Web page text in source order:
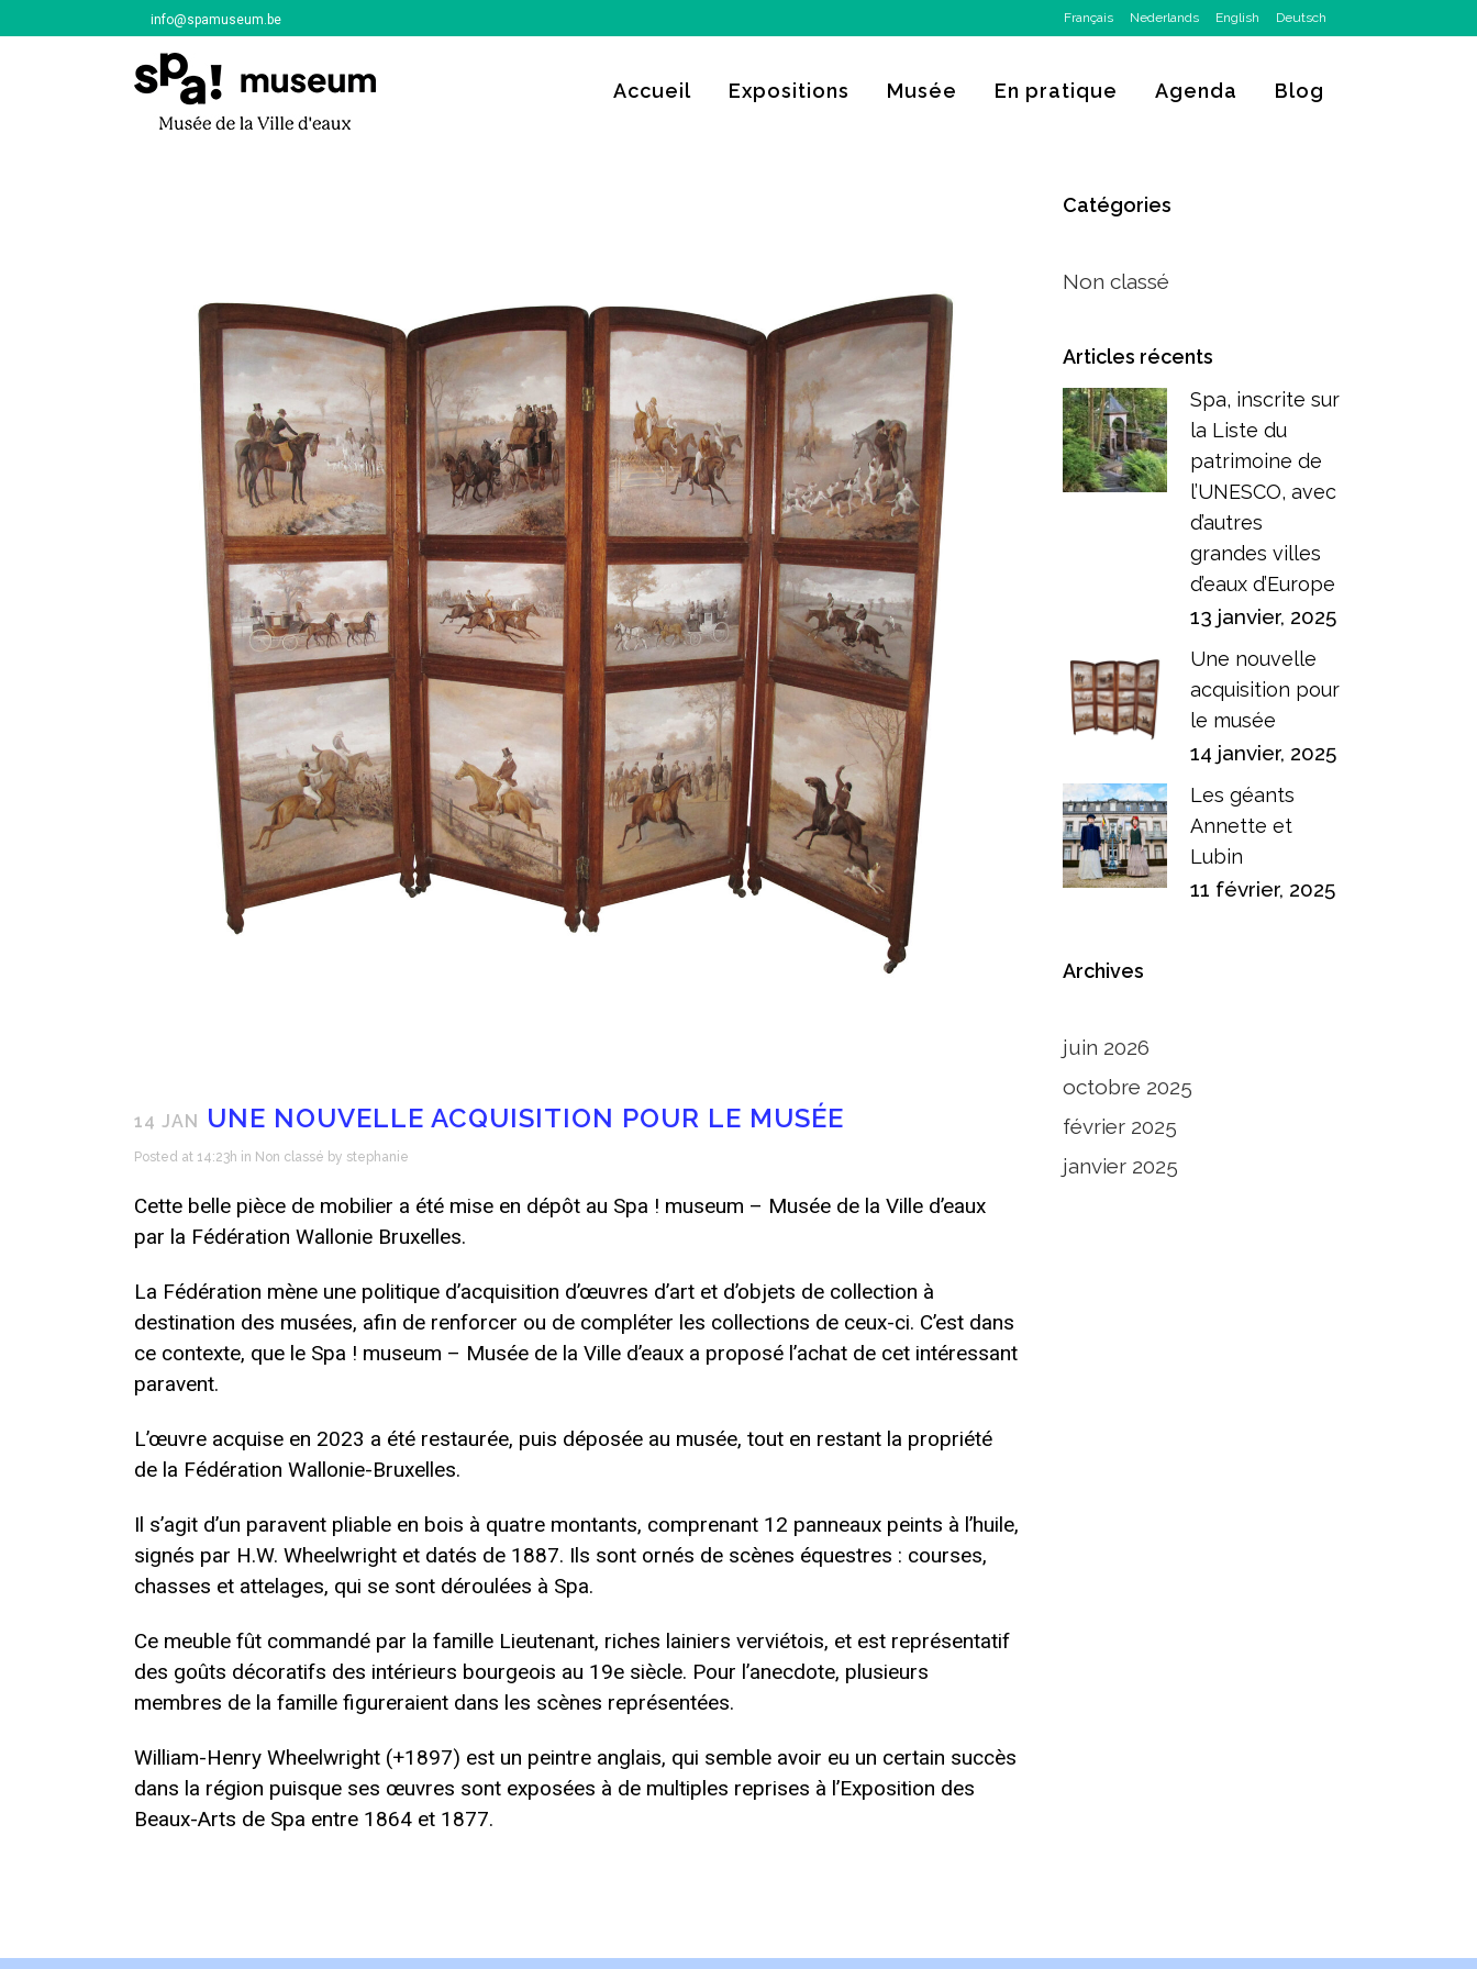
info@spamuseum.be Français Nederlands English Deutsch
Accueil Expositions Musée En pratique Agenda Blog
14 JAN UNE NOUVELLE ACQUISITION POUR LE MUSÉE
Posted at 14:23h in Non classé by stephanie
Cette belle pièce de mobilier a été mise en dépôt au Spa ! museum – Musée de la Ville d’eaux
par la Fédération Wallonie Bruxelles.
La Fédération mène une politique d’acquisition d’œuvres d’art et d’objets de collection à
destination des musées, afin de renforcer ou de compléter les collections de ceux-ci. C’est dans
ce contexte, que le Spa ! museum – Musée de la Ville d’eaux a proposé l’achat de cet intéressant
paravent.
L’œuvre acquise en 2023 a été restaurée, puis déposée au musée, tout en restant la propriété
de la Fédération Wallonie-Bruxelles.
Il s’agit d’un paravent pliable en bois à quatre montants, comprenant 12 panneaux peints à l’huile,
signés par H.W. Wheelwright et datés de 1887. Ils sont ornés de scènes équestres : courses,
chasses et attelages, qui se sont déroulées à Spa.
Ce meuble fût commandé par la famille Lieutenant, riches lainiers verviétois, et est représentatif
des goûts décoratifs des intérieurs bourgeois au 19e siècle. Pour l’anecdote, plusieurs
membres de la famille figureraient dans les scènes représentées.
William-Henry Wheelwright (+1897) est un peintre anglais, qui semble avoir eu un certain succès
dans la région puisque ses œuvres sont exposées à de multiples reprises à l’Exposition des
Beaux-Arts de Spa entre 1864 et 1877.
Catégories
Non classé
Articles récents
Spa, inscrite sur
la Liste du
patrimoine de
l’UNESCO, avec
d’autres
grandes villes
d’eaux d’Europe
13 janvier, 2025
Une nouvelle
acquisition pour
le musée
14 janvier, 2025
Les géants
Annette et
Lubin
11 février, 2025
Archives
juin 2026
octobre 2025
février 2025
janvier 2025